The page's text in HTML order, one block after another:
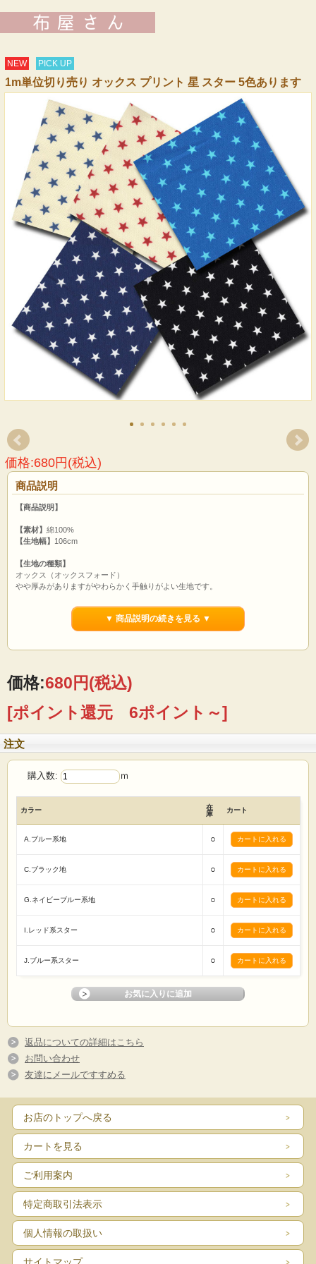
NEW PICK UP
1m単位切り売り オックス プリント 星 スター 5色あります
価格:680円(税込)
商品説明
【商品説明】
【素材】 綿100%
【生地幅】 106cm
【生地の種類】
オックス（オックスフォード）
やや厚みがありますがやわらかく手触りがよい生地です。
カバン エコバッグ パッチワーク 暗幕 袋物
▼ 商品説明の続きを見る ▼
価格:680円(税込)
[ポイント還元 6ポイント～]
注文
購入数: ｍ
カラー
在
庫
カート
A.ブルー系地 ○
C.ブラック地 ○
G.ネイビーブルー系地 ○
I.レッド系スター ○
J.ブルー系スター ○
返品についての詳細はこちら
お問い合わせ
友達にメールですすめる
お店のトップへ戻る
カートを見る
ご利用案内
特定商取引法表示
個人情報の取扱い